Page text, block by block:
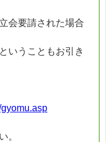
会要請された場合
いうこともお引き
い。